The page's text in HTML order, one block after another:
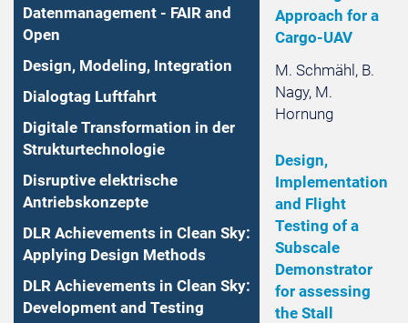
Datenmanagement - FAIR and
Open
Design, Modeling, Integration
Dialogtag Luftfahrt
Digitale Transformation in der
Strukturtechnologie
Disruptive elektrische
Antriebskonzepte
DLR Achievements in Clean Sky:
Applying Design Methods
DLR Achievements in Clean Sky:
Development and Testing
Approach for a
Cargo-UAV
M. Schmähl, B.
Nagy, M.
Hornung
Design,
Implementation
and Flight
Testing of a
Subscale
Demonstrator
for assessing
the Stall